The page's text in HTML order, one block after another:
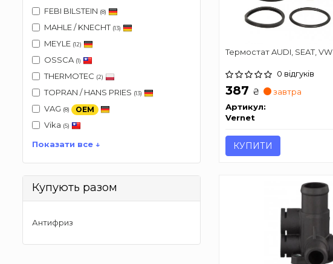
FEBI BILSTEIN (8)
MAHLE / KNECHT (13)
MEYLE (12)
OSSCA (1)
THERMOTEC (2)
TOPRAN / HANS PRIES (13)
VAG (8) OEM
Vika (5)
Показати все ↓
Купують разом
Антифриз
Термостат AUDI, SEAT, VW
0 відгуків
387 ₴
завтра
Артикул:
Vernet
КУПИТИ